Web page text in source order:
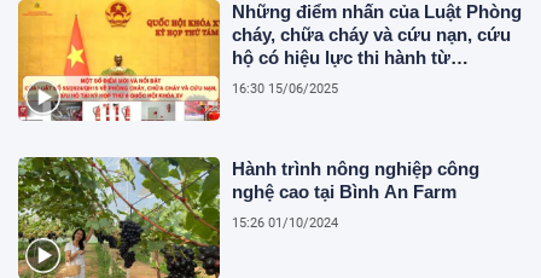
Những điểm nhấn của Luật Phòng
cháy, chữa cháy và cứu nạn, cứu
hộ có hiệu lực thi hành từ
01/7/2025 những người đang kinh
16:30 15/06/2025
Hành trình nông nghiệp công
nghệ cao tại Bình An Farm
15:26 01/10/2024